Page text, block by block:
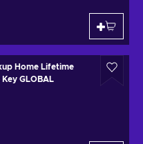
Home Lifetime
GLOBAL